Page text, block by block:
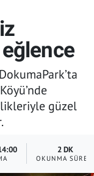
güzel
2 DK
OKUNMA